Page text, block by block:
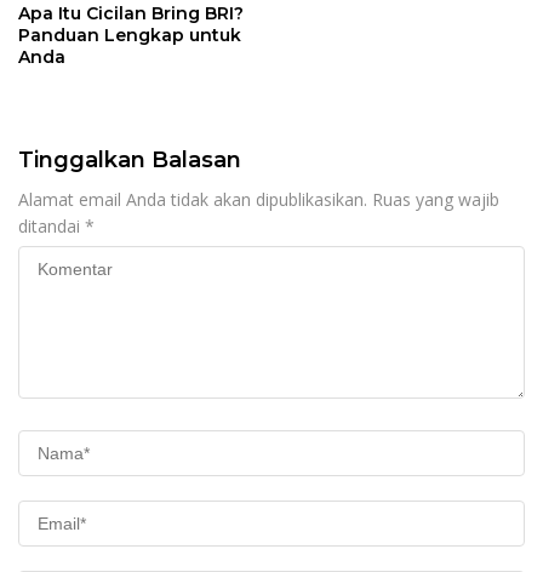
Apa Itu Cicilan Bring BRI?
Panduan Lengkap untuk
Anda
Tinggalkan Balasan
Alamat email Anda tidak akan dipublikasikan. Ruas yang wajib
ditandai *